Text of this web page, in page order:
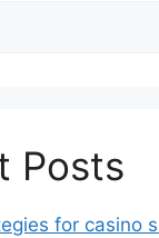
Posts
for casino